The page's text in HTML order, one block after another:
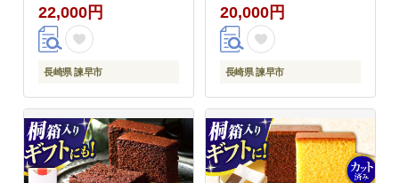
22,000円
長崎県 諫早市
20,000円
長崎県 諫早市